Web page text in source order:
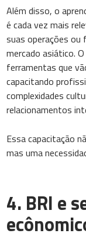
Além disso, o
é cada vez mais
suas operações
mercado asiático.
ferramentas que
capacitando
complexidades
relacionamentos
Essa capacitação
mas uma
4. BRI e